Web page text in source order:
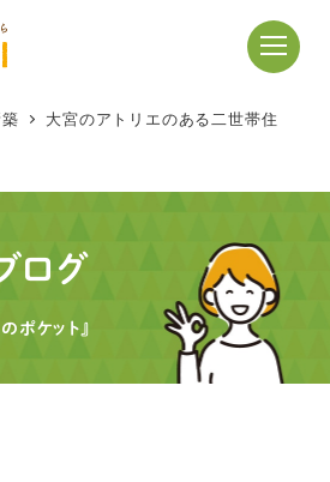
大宮のアトリエのある二世帯住
ログ
ポケット』